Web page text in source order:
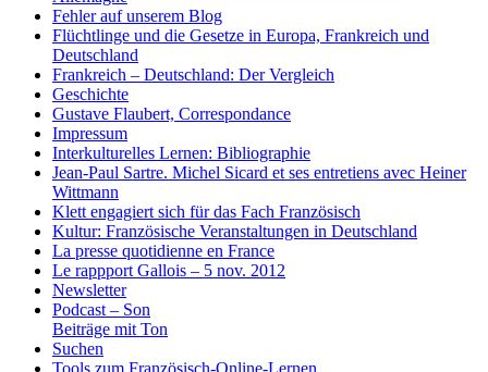
Fehler auf unserem Blog
Flüchtlinge und die Gesetze in Europa, Frankreich und
Deutschland
Frankreich – Deutschland: Der Vergleich
Geschichte
Gustave Flaubert, Correspondance
Impressum
Interkulturelles Lernen: Bibliographie
Jean-Paul Sartre. Michel Sicard et ses entretiens avec Heiner
Wittmann
Klett engagiert sich für das Fach Französisch
Kultur: Französische Veranstaltungen in Deutschland
La presse quotidienne en France
Le rappport Gallois – 5 nov. 2012
Newsletter
Podcast – Son
Beiträge mit Ton
Suchen